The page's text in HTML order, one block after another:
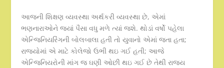
આજની શિક્ષણ વ્યવસ્થા અર્થકરી વ્યવસ્થા છે, એમાં
ભણનારાઓને જ્યાં પૈસા વધુ મળે ત્યાં જશે. થોડાં વર્ષો પહેલા
એન્જિનિયરિંગની બોલબાલા હતી તો યુવાનો એમાં જતા હતા;
રાજ્યોમાં એ માટે કોલેજો ઉભી થઇ ગઈ હતી; આજે
એન્જિનિયરોની માંગ જ ઘણી ઓછી થઇ ગઈ છે તેથી રાજ્ય